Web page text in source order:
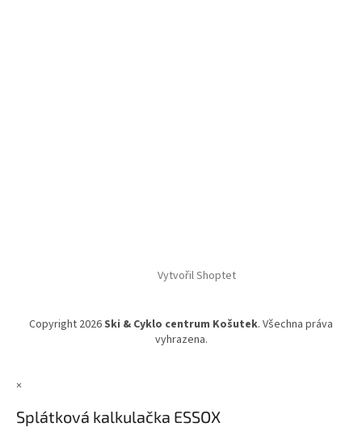
Vytvořil Shoptet
Copyright 2026Ski & Cyklo centrum Košutek. Všechna práva
vyhrazena.
×
Splátková kalkulačka ESSOX